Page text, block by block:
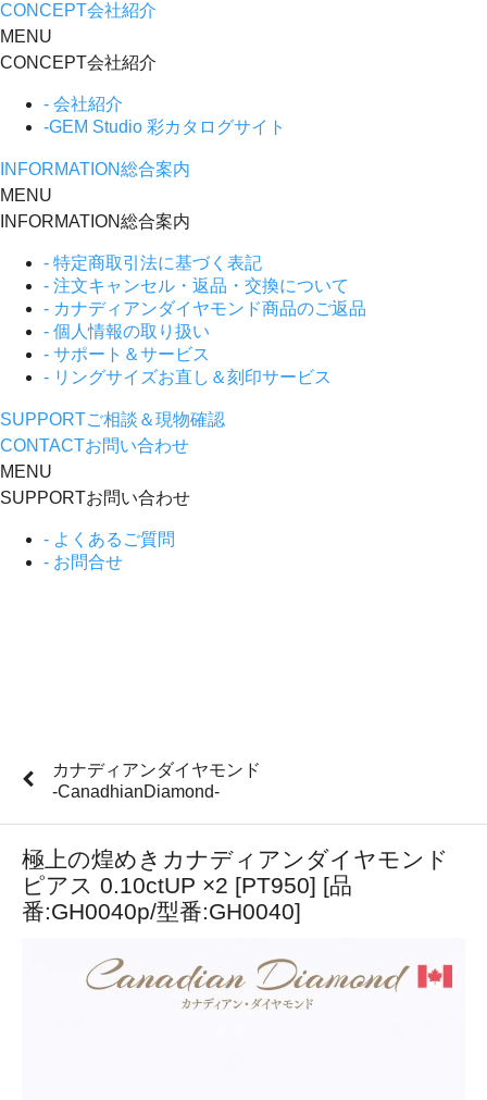
CONCEPT会社紹介
MENU
CONCEPT会社紹介
- 会社紹介
-GEM Studio 彩カタログサイト
INFORMATION総合案内
MENU
INFORMATION総合案内
- 特定商取引法に基づく表記
- 注文キャンセル・返品・交換について
- カナディアンダイヤモンド商品のご返品
- 個人情報の取り扱い
- サポート＆サービス
- リングサイズお直し＆刻印サービス
SUPPORTご相談＆現物確認
CONTACTお問い合わせ
MENU
SUPPORTお問い合わせ
- よくあるご質問
- お問合せ
カナディアンダイヤモンド
-CanadhianDiamond-
極上の煌めきカナディアンダイヤモンド
ピアス 0.10ctUP ×2 [PT950] [品
番:GH0040p/型番:GH0040]